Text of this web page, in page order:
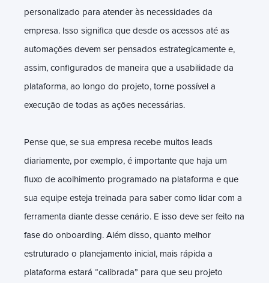
personalizado para atender às necessidades da
empresa. Isso significa que desde os acessos até as
automações devem ser pensados estrategicamente e,
assim, configurados de maneira que a usabilidade da
plataforma, ao longo do projeto, torne possível a
execução de todas as ações necessárias.
Pense que, se sua empresa recebe muitos leads
diariamente, por exemplo, é importante que haja um
fluxo de acolhimento programado na plataforma e que
sua equipe esteja treinada para saber como lidar com a
ferramenta diante desse cenário. E isso deve ser feito na
fase do onboarding. Além disso, quanto melhor
estruturado o planejamento inicial, mais rápida a
plataforma estará “calibrada” para que seu projeto